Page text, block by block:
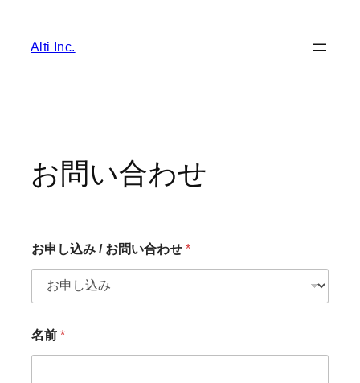
Alti Inc.
お問い合わせ
お申し込み / お問い合わせ *
名前 *